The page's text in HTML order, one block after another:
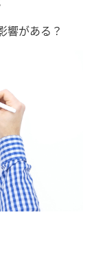
え
る
響がある？